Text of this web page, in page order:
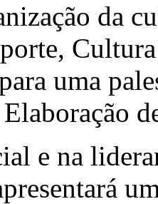
da
uma
e na